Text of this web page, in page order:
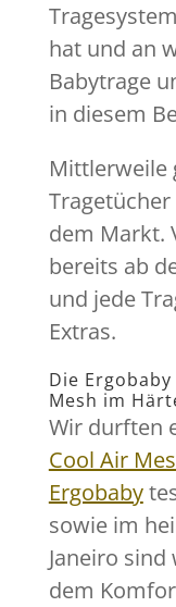
hat und an
Babytrage
in diesem
Mittlerweile
dem Markt.
bereits ab
und jede
Extras.
Die
Mesh im
Wir durften
Cool Air
Ergobaby
sowie im
Janeiro
dem